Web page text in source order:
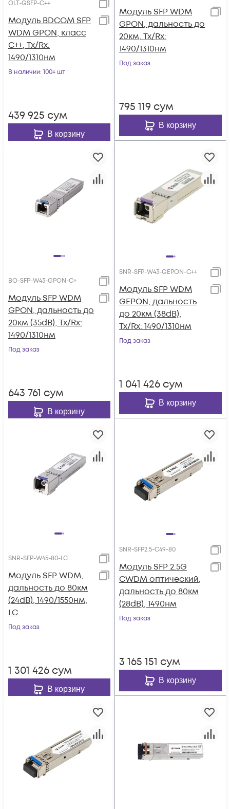
OLT-GSFP-C++
Модуль BDCOM SFP
WDM GPON, класс
С++, Tx/Rx:
1490/1310нм
В наличии: 100+ шт
439 925 сум
В корзину
Модуль SFP WDM
GPON, дальность до
20км, Tx/Rx:
1490/1310нм
Под заказ
795 119 сум
В корзину
BO-SFP-W43-GPON-C+
Модуль SFP WDM
GPON, дальность до
20км (35dB), Tx/Rx:
1490/1310нм
Под заказ
643 761 сум
В корзину
SNR-SFP-W43-GEPON-C++
Модуль SFP WDM
GEPON, дальность
до 20км (38dB),
Tx/Rx: 1490/1310нм
Под заказ
1 041 426 сум
В корзину
SNR-SFP-W45-80-LC
Модуль SFP WDM,
дальность до 80км
(24dB), 1490/1550нм,
LC
Под заказ
1 301 426 сум
В корзину
SNR-SFP2.5-C49-80
Модуль SFP 2.5G
CWDM оптический,
дальность до 80км
(28dB), 1490нм
Под заказ
3 165 151 сум
В корзину